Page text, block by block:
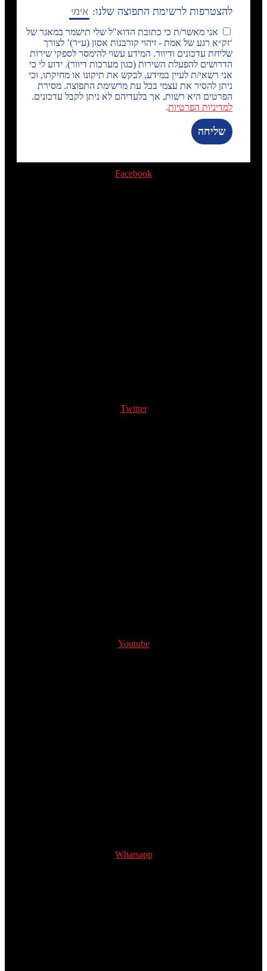
להצטרפות לרשימת התפוצה שלנו:
אני מאשר/ת כי כתובת הדוא"ל שלי תישמר במאגר של
‘זק״א רגע של אמת - זיהוי קורבנות אסון (ע״ר)’ לצורך
שליחת עדכונים ודיוור. המידע עשוי להימסר לספקי שירות
הדרושים להפעלת השירות (כגון מערכות דיוור). ידוע לי כי
אני רשאי/ת לעיין במידע, לבקש את תיקונו או מחיקתו, וכי
ניתן להסיר את עצמי בכל עת מרשימת התפוצה. מסירת
הפרטים היא רשות, אך בלעדיהם לא ניתן לקבל עדכונים.
למדיניות הפרטיות.
שליחה
Facebook
Twitter
Youtube
Whatsapp